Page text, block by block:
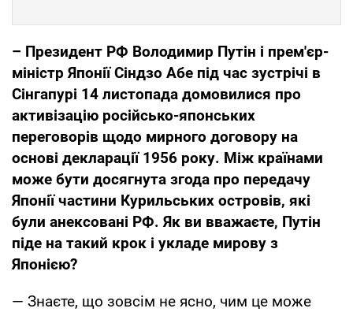
– Президент РФ Володимир Путін і прем'єр-
міністр Японії Сіндзо Абе під час зустрічі в
Сінгапурі 14 листопада домовилися про
активізацію російсько-японських
переговорів щодо мирного договору на
основі декларації 1956 року. Між країнами
може бути досягнута згода про передачу
Японії частини Курильських островів, які
були анексовані РФ. Як ви вважаєте, Путін
піде на такий крок і укладе мирову з
Японією?
— Знаєте, що зовсім не ясно, чим це може